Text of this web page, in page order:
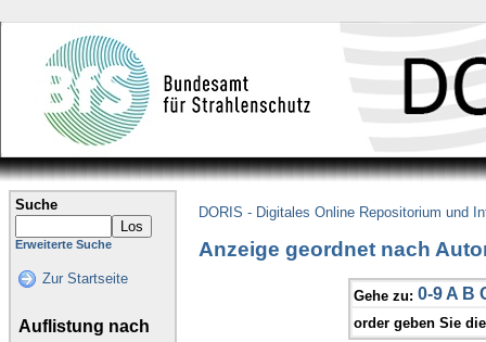
Suche
Erweiterte Suche
Zur Startseite
Auflistung nach
DORIS - Digitales Online Repositorium und
Anzeige geordnet nach
Gehe zu: 0-9 A B
order geben Sie